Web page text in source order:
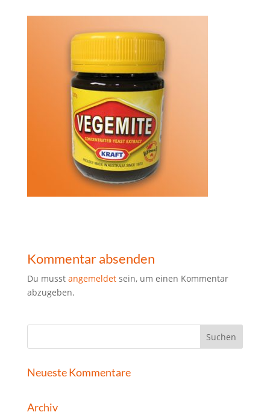
Kommentar absenden
Du musst angemeldetsein, um einen Kommentar
abzugeben.
Neueste Kommentare
Archiv